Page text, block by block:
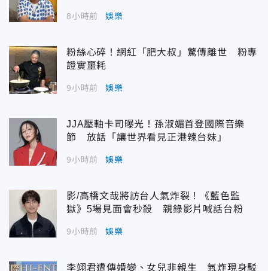
8小時前 娛樂
粉絲心碎！網紅「肥大叔」驚傳離世 粉專
證實噩耗
9小時前 娛樂
JJA壓軸卡司曝光！孫淑媚首登國際音樂
節 放話「讓世界看見正港辣台妹」
9小時前 娛樂
影/高橋文哉將訪台人氣炸裂！《藍色監
獄》5場見面會秒殺 親錄影片喊話台粉
9小時前 娛樂
李翊君遭傳婚變、女兒非親生 氣炸現身駁